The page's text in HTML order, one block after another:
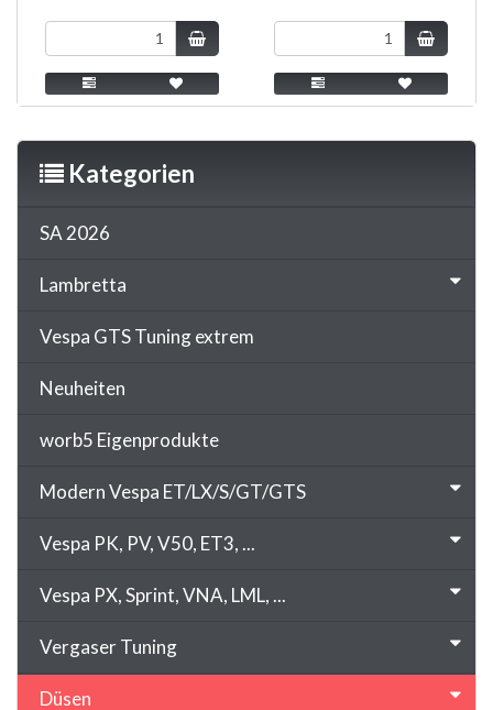
Kategorien
SA 2026
Lambretta
Vespa GTS Tuning extrem
Neuheiten
worb5 Eigenprodukte
Modern Vespa ET/LX/S/GT/GTS
Vespa PK, PV, V50, ET3, ...
Vespa PX, Sprint, VNA, LML, ...
Vergaser Tuning
Düsen